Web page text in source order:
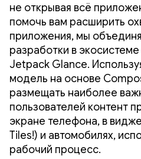
не открывая всё
помочь вам расширить
приложения, мы
разработки в
Jetpack Glance.
модель на основе
размещать наиболее
пользователей контент
экране телефона, в
Tiles!) и автомобилях,
рабочий процесс.